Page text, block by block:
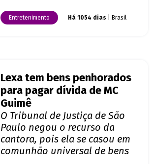
Entretenimento Há 1054 dias | Brasil
Lexa tem bens penhorados
para pagar dívida de MC
Guimê
O Tribunal de Justiça de São
Paulo negou o recurso da
cantora, pois ela se casou em
comunhão universal de bens